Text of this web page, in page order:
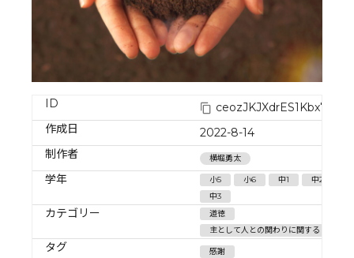
ID
ceozJKJXdrES1Kbx7os8
作成日
2022-8-14
制作者
横堀勇太
学年 小5 小6 中1
中2
中3
カテゴリー
道徳
主として人との関わりに関すること/感謝
タグ 感謝